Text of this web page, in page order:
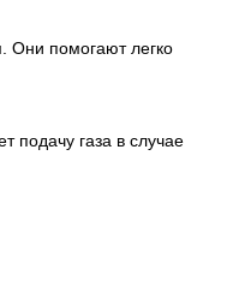
Они помогают легко
подачу газа в случае